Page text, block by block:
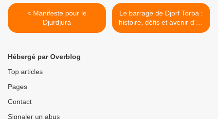
< Manifeste pour le
Djurdjura
Le barrage de Djorf Torba :
histoire, défis et avenir d’un
géant hydraulique du sud-
Hébergé par Overblog
Top articles
Pages
Contact
Signaler un abus